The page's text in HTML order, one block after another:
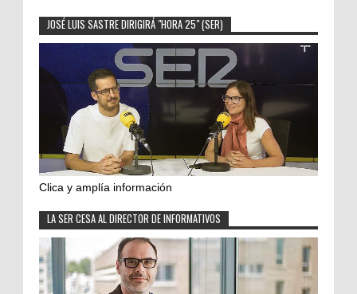
JOSÉ LUIS SASTRE DIRIGIRÁ "HORA 25" (SER)
Clica y amplía información
LA SER CESA AL DIRECTOR DE INFORMATIVOS